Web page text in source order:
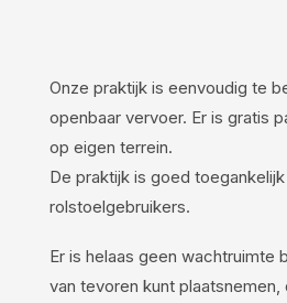
Onze praktijk is eenvoudig te
openbaar vervoer. Er is gratis
op eigen terrein.
De praktijk is goed
rolstoelgebruikers.
Er is helaas geen wachtruimte
van tevoren kunt